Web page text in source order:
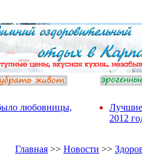
любовницы,
Лучшие
2012
Главная >> Новости >>